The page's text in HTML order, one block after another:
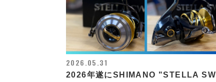
2026.05.31
2026年遂にSHIMANO "STELLA SW